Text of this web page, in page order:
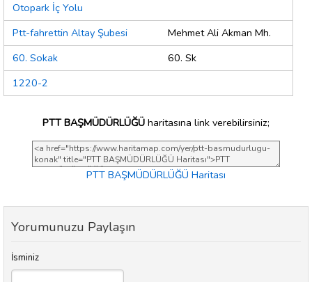
Otopark İç Yolu
Ptt-fahrettin Altay Şubesi
Mehmet Ali Akman Mh.
60. Sokak
60. Sk
1220-2
PTT BAŞMÜDÜRLÜĞÜ haritasına link verebilirsiniz;
PTT BAŞMÜDÜRLÜĞÜ Haritası
Yorumunuzu Paylaşın
İsminiz